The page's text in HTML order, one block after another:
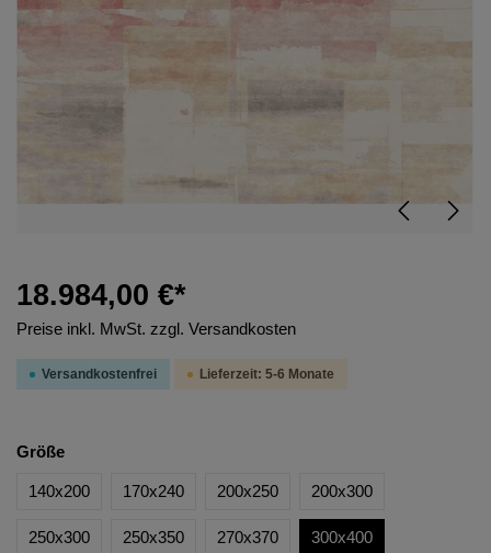
18.984,00 €*
Preise inkl. MwSt. zzgl. Versandkosten
Versandkostenfrei Lieferzeit: 5-6 Monate
Größe
140x200 170x240 200x250 200x300
250x300 250x350 270x370 300x400